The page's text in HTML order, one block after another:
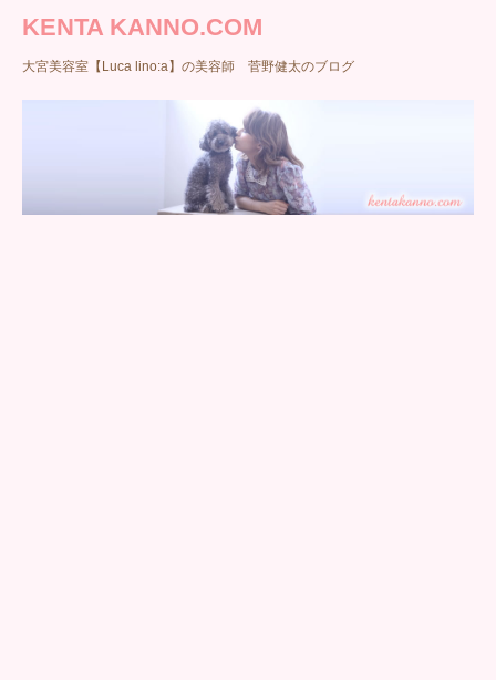
KENTA KANNO.COM
大宮美容室【Luca lino:a】の美容師 菅野健太のブログ